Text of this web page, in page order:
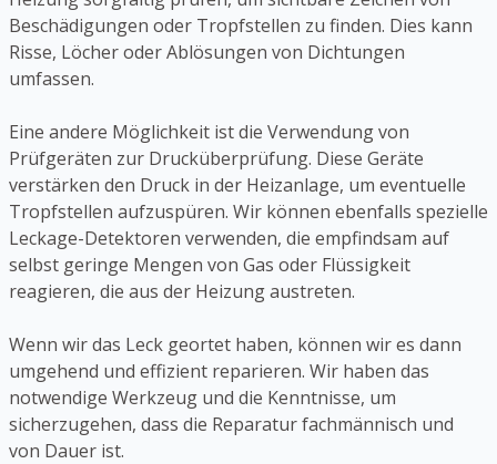
Beschädigungen oder Tropfstellen zu finden. Dies kann
Risse, Löcher oder Ablösungen von Dichtungen
umfassen.
Eine andere Möglichkeit ist die Verwendung von
Prüfgeräten zur Drucküberprüfung. Diese Geräte
verstärken den Druck in der Heizanlage, um eventuelle
Tropfstellen aufzuspüren. Wir können ebenfalls spezielle
Leckage-Detektoren verwenden, die empfindsam auf
selbst geringe Mengen von Gas oder Flüssigkeit
reagieren, die aus der Heizung austreten.
Wenn wir das Leck geortet haben, können wir es dann
umgehend und effizient reparieren. Wir haben das
notwendige Werkzeug und die Kenntnisse, um
sicherzugehen, dass die Reparatur fachmännisch und
von Dauer ist.